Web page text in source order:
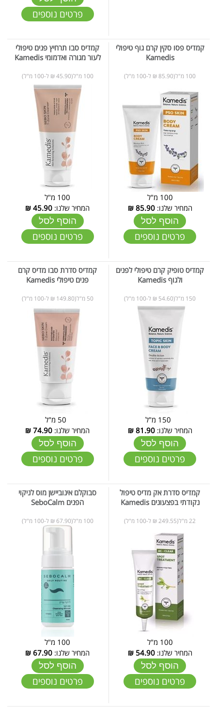
פרטים נוספים
קמדיס פסו סקין קרם גוף טיפולי
Kamedis
100 מ"ל(85.90 ₪ ל-100 מ"ל)
100 מ"ל
המחיר שלנו:85.90
₪
הוסף לסל
פרטים נוספים
קמדיס סבו תרחיץ פנים טיפולי
לעור מגורה ואדמומי Kamedis
100 מ"ל(45.90 ₪ ל-100 מ"ל)
100 מ"ל
המחיר שלנו: 45.90
₪
הוסף לסל
פרטים נוספים
קמדיס טופיק קרם טיפולי לפנים
ולגוף Kamedis
150 מ"ל(54.60 ₪ ל-100 מ"ל)
המחיר שלנו:81.90
₪
הוסף לסל
פרטים נוספים
קמדיס סדרת סבו מדיס קרם
פנים טיפולי Kamedis
50 מ"ל(149.80 ₪ ל-100 מ"ל)
המחיר שלנו: 74.90
₪
הוסף לסל
פרטים נוספים
קמדיס סדרת אק מדיס טיפול
נקודתי בפצעונים Kamedis
22 מ"ל(249.55 ₪ ל-100 מ"ל)
100 מ"ל
המחיר שלנו:54.90
₪
הוסף לסל
פרטים נוספים
סבוקלם אינוביישן מוס לניקוי
הפנים SeboCalm
100 מ"ל(67.90 ₪ ל-100 מ"ל)
100 מ"ל
המחיר שלנו: 67.90
₪
הוסף לסל
פרטים נוספים